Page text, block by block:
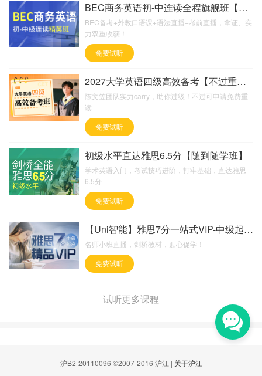
BEC商务英语初-中连读全程旗舰班【含外教口语课】
BEC备考+外教口语课+语法直播+考前直播，拿证、实
力双重收获！
免费试听
2027大学英语四级高效备考【不过重读班】
陈文笠团队实力carry，助你过级！不过可申请免费重
读
免费试听
初级水平直达雅思6.5分【随到随学班】
学术英语入门，考试技巧进阶，打牢基础，直达雅思
6.5分
免费试听
【Uni智能】雅思7分一站式VIP-中级起点【签
名师小班直播，剑桥教材，贴心促学！
免费试听
试听更多课程
沪B2-20110096 ©2007-2016 沪江 | 关于沪江